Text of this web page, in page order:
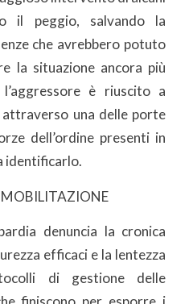
il peggio, salvando la
che avrebbero potuto
la situazione ancora più
è riuscito a
una delle porte
dell’ordine presenti in
identificarlo.
MOBILITAZIONE
denuncia la cronica
efficaci e la lentezza
di gestione delle